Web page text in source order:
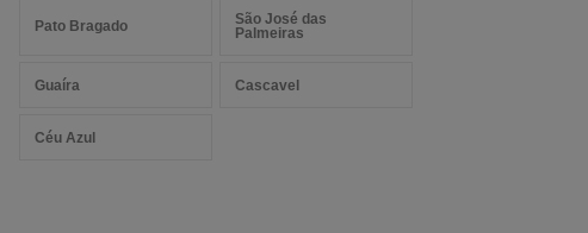
Pato Bragado
São José das
Palmeiras
Guaíra Cascavel
Céu Azul